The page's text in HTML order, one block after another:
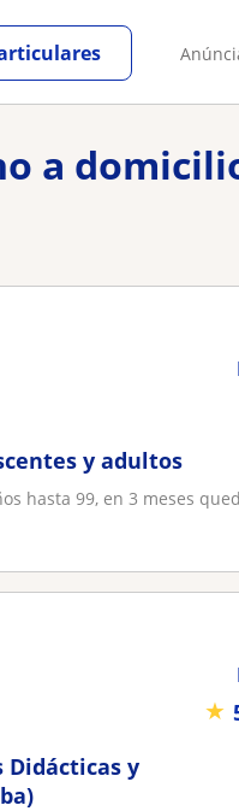
a
y adultos
hasta 99, en 3 meses
★
Didácticas y